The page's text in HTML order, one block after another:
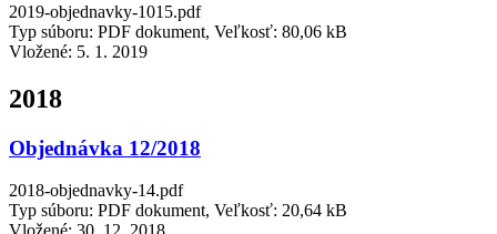
2019-objednavky-1015.pdf
Typ súboru: PDF dokument, Veľkosť: 80,06 kB
Vložené: 5. 1. 2019
2018
Objednávka 12/2018
2018-objednavky-14.pdf
Typ súboru: PDF dokument, Veľkosť: 20,64 kB